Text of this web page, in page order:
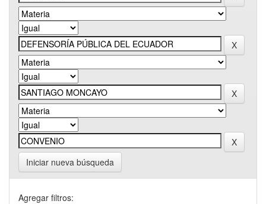
Iniciar nueva búsqueda
Agregar filtros: